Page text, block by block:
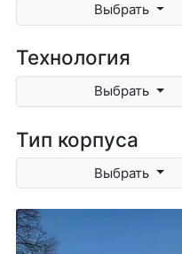
Выбрать
Технология
Выбрать
Тип корпуса
Выбрать